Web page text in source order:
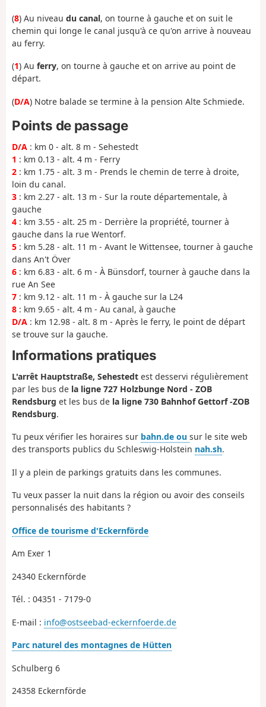
(8) Au niveau du canal, on tourne à gauche et on suit le
chemin qui longe le canal jusqu'à ce qu'on arrive à nouveau
au ferry.
(1) Au ferry, on tourne à gauche et on arrive au point de
départ.
(D/A) Notre balade se termine à la pension Alte Schmiede.
Points de passage
D/A : km 0 - alt. 8 m - Sehestedt
1 : km 0.13 - alt. 4 m - Ferry
2 : km 1.75 - alt. 3 m - Prends le chemin de terre à droite,
loin du canal.
3 : km 2.27 - alt. 13 m - Sur la route départementale, à
gauche
4 : km 3.55 - alt. 25 m - Derrière la propriété, tourner à
gauche dans la rue Wentorf.
5 : km 5.28 - alt. 11 m - Avant le Wittensee, tourner à gauche
dans An't Över
6 : km 6.83 - alt. 6 m - À Bünsdorf, tourner à gauche dans la
rue An See
7 : km 9.12 - alt. 11 m - À gauche sur la L24
8 : km 9.65 - alt. 4 m - Au canal, à gauche
D/A : km 12.98 - alt. 8 m - Après le ferry, le point de départ
se trouve sur la gauche.
Informations pratiques
L'arrêt Hauptstraße, Sehestedt est desservi régulièrement
par les bus de la ligne 727 Holzbunge Nord - ZOB
Rendsburg et les bus de la ligne 730 Bahnhof Gettorf -ZOB
Rendsburg.
Tu peux vérifier les horaires sur bahn.de ou sur le site web
des transports publics du Schleswig-Holstein nah.sh.
Il y a plein de parkings gratuits dans les communes.
Tu veux passer la nuit dans la région ou avoir des conseils
personnalisés des habitants ?
Office de tourisme d'Eckernförde
Am Exer 1
24340 Eckernförde
Tél. : 04351 - 7179-0
E-mail : info@ostseebad-eckernfoerde.de
Parc naturel des montagnes de Hütten
Schulberg 6
24358 Eckernförde